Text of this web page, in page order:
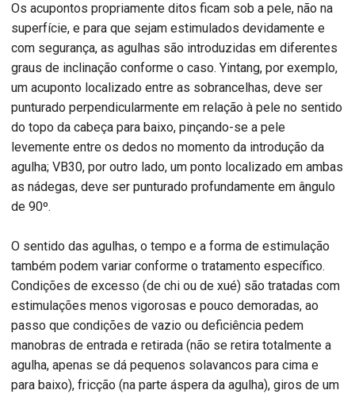
Os acupontos propriamente ditos ficam sob a pele, não na
superfície, e para que sejam estimulados devidamente e
com segurança, as agulhas são introduzidas em diferentes
graus de inclinação conforme o caso. Yintang, por exemplo,
um acuponto localizado entre as sobrancelhas, deve ser
punturado perpendicularmente em relação à pele no sentido
do topo da cabeça para baixo, pinçando-se a pele
levemente entre os dedos no momento da introdução da
agulha; VB30, por outro lado, um ponto localizado em ambas
as nádegas, deve ser punturado profundamente em ângulo
de 90º.
O sentido das agulhas, o tempo e a forma de estimulação
também podem variar conforme o tratamento específico.
Condições de excesso (de chi ou de xué) são tratadas com
estimulações menos vigorosas e pouco demoradas, ao
passo que condições de vazio ou deficiência pedem
manobras de entrada e retirada (não se retira totalmente a
agulha, apenas se dá pequenos solavancos para cima e
para baixo), fricção (na parte áspera da agulha), giros de um